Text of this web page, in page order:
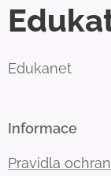
Edukanet
Informace
Pravidla